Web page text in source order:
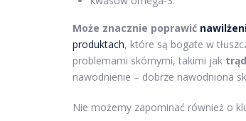
Może znacznie poprawić
produktach, które są bogate w
problemami skórnymi, takimi jak
nawodnienie – dobrze nawodniona
Nie możemy zapominać również o